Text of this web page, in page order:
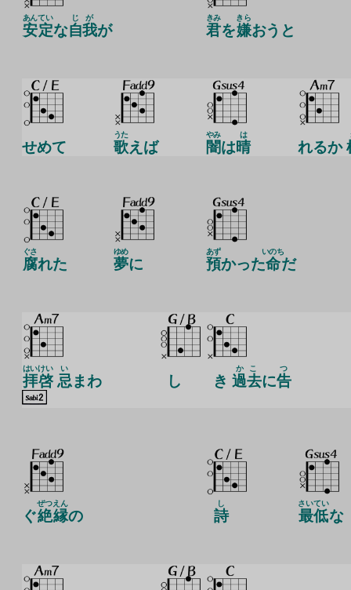
安
あん
定
てい
な自我
じが
が 君
きみ
を嫌
きら
おうと
せめて 歌
うた
えば 闇
やみ
は晴
は
れるか
腐
ぐさ
れた 夢
ゆめ
に 預
あず
かった命
いのち
だ
拝
はい
啓
けい
忌
い
まわ し き 過去
かこ
に告
つ
ぐ絶
ぜつ
縁
えん
の 詩
し
最低
さいてい
な